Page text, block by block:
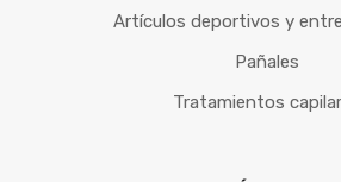
Artículos deportivos y
Pañales
Tratamientos